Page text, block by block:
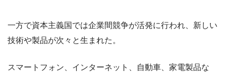
一方で資本主義国では企業間競争が活発に行われ、新しい
技術や製品が次々と生まれた。
スマートフォン、インターネット、自動車、家電製品な